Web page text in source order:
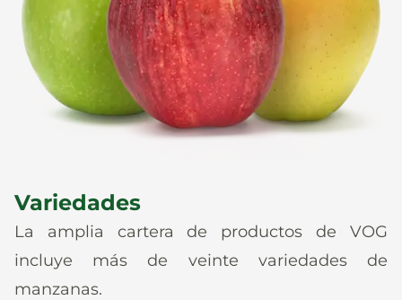
Noticias
En
Variedades
La amplia cartera de productos de VOG
incluye más de veinte variedades de
manzanas.